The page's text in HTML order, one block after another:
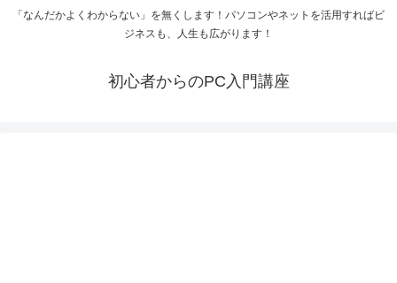
「なんだかよくわからない」を無くします！パソコンやネットを活用すればビ
ジネスも、人生も広がります！
初心者からのPC入門講座